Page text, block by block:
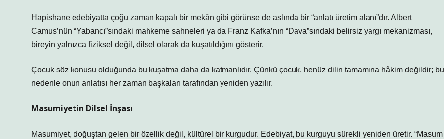
Hapishane edebiyatta çoğu zaman kapalı bir mekân gibi görünse de aslında bir “anlatı üretim alanı”dır. Albert
Camus’nün “Yabancı”sındaki mahkeme sahneleri ya da Franz Kafka’nın “Dava”sındaki belirsiz yargı mekanizması,
bireyin yalnızca fiziksel değil, dilsel olarak da kuşatıldığını gösterir.
Çocuk söz konusu olduğunda bu kuşatma daha da katmanlıdır. Çünkü çocuk, henüz dilin tamamına hâkim değildir; bu
nedenle onun anlatısı her zaman başkaları tarafından yeniden yazılır.
Masumiyetin Dilsel İnşası
Masumiyet, doğuştan gelen bir özellik değil, kültürel bir kurgudur. Edebiyat, bu kurguyu sürekli yeniden üretir. “Masum